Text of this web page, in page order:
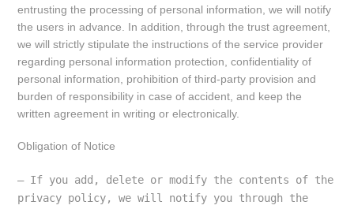
entrusting the processing of personal information, we will notify
the users in advance. In addition, through the trust agreement,
we will strictly stipulate the instructions of the service provider
regarding personal information protection, confidentiality of
personal information, prohibition of third-party provision and
burden of responsibility in case of accident, and keep the
written agreement in writing or electronically.
Obligation of Notice
– If you add, delete or modify the contents of the
privacy policy, we will notify you through the